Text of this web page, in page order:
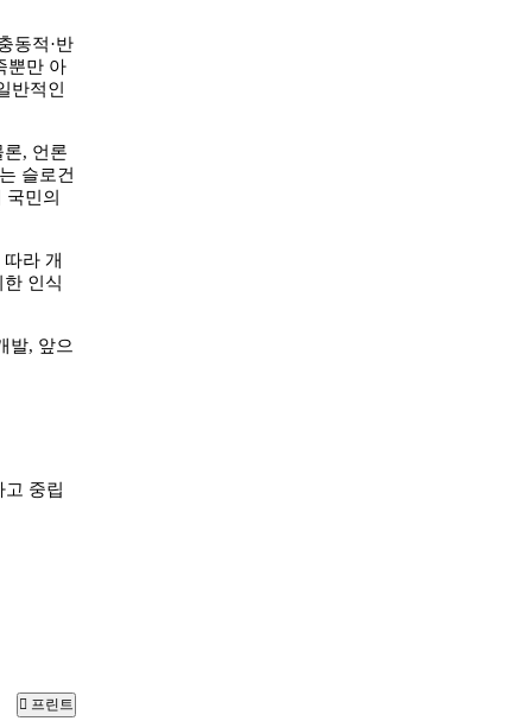
동적·반
뿐만 아
반적인
, 언론
슬로건
국민의
라 개
인식
발, 앞으
중립
프린트